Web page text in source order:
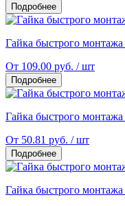
Подробнее
Гайка быстрого
От 109.00 руб. / шт
Подробнее
Гайка быстрого
От 50.81 руб. / шт
Подробнее
Гайка быстрого